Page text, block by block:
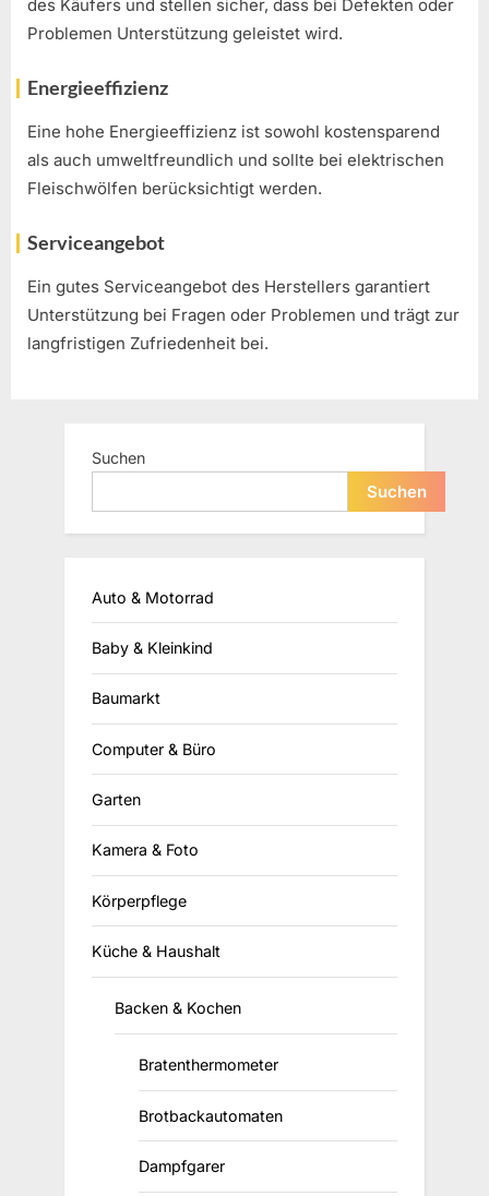
des Käufers und stellen sicher, dass bei Defekten oder
Problemen Unterstützung geleistet wird.
Energieeffizienz
Eine hohe Energieeffizienz ist sowohl kostensparend
als auch umweltfreundlich und sollte bei elektrischen
Fleischwölfen berücksichtigt werden.
Serviceangebot
Ein gutes Serviceangebot des Herstellers garantiert
Unterstützung bei Fragen oder Problemen und trägt zur
langfristigen Zufriedenheit bei.
Suchen
Suchen
Auto & Motorrad
Baby & Kleinkind
Baumarkt
Computer & Büro
Garten
Kamera & Foto
Körperpflege
Küche & Haushalt
Backen & Kochen
Bratenthermometer
Brotbackautomaten
Dampfgarer